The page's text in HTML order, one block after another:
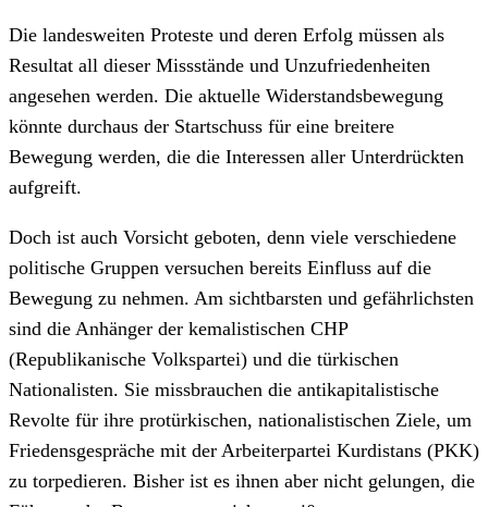
Die landesweiten Proteste und deren Erfolg müssen als
Resultat all dieser Missstände und Unzufriedenheiten
angesehen werden. Die aktuelle Widerstandsbewegung
könnte durchaus der Startschuss für eine breitere
Bewegung werden, die die Interessen aller Unterdrückten
aufgreift.
Doch ist auch Vorsicht geboten, denn viele verschiedene
politische Gruppen versuchen bereits Einfluss auf die
Bewegung zu nehmen. Am sichtbarsten und gefährlichsten
sind die Anhänger der kemalistischen CHP
(Republikanische Volkspartei) und die türkischen
Nationalisten. Sie missbrauchen die antikapitalistische
Revolte für ihre protürkischen, nationalistischen Ziele, um
Friedensgespräche mit der Arbeiterpartei Kurdistans (PKK)
zu torpedieren. Bisher ist es ihnen aber nicht gelungen, die